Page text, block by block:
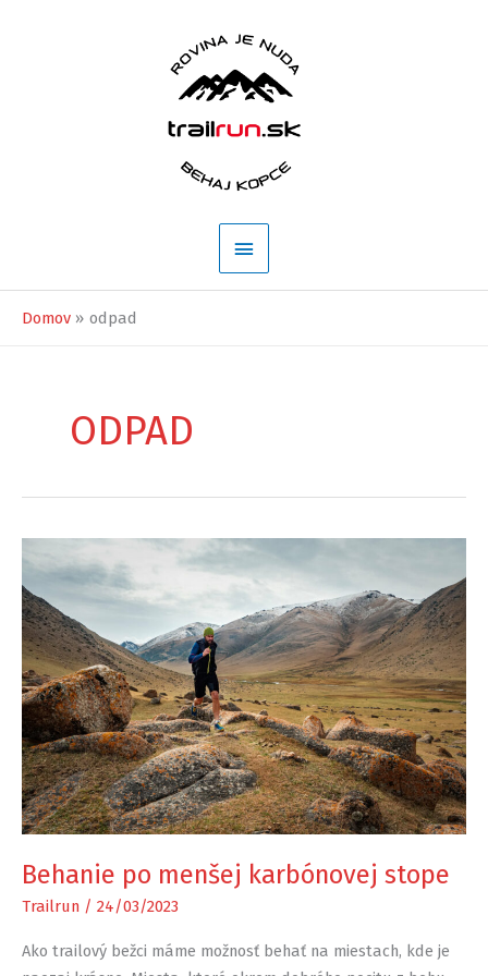
Hlavné
Menu
Domov odpad
ODPAD
Behanie po menšej karbónovej stope
Trailrun / 24/03/2023
Ako trailový bežci máme možnosť behať na miestach, kde je